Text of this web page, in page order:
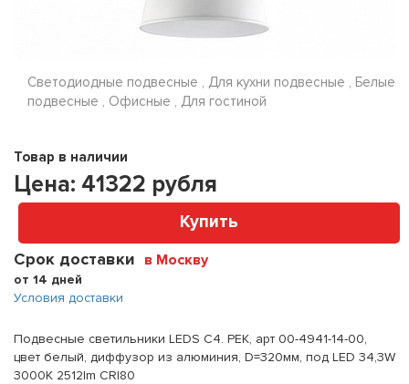
Светодиодные подвесные , Для кухни подвесные , Белые
подвесные , Офисные , Для гостиной
Товар в наличии
Цена: 41322 рубля
Купить
Срок доставки в Москву
от 14 дней
Условия доставки
Подвесные светильники LEDS C4. PEK, арт 00-4941-14-00,
цвет белый, диффузор из алюминия, D=320мм, под LED 34,3W
3000K 2512lm CRI80